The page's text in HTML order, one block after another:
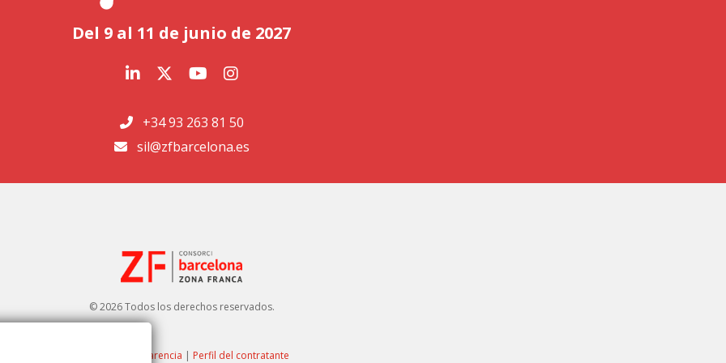
Del 9 al 11 de junio de 2027
+34 93 263 81 50
sil@zfbarcelona.es
© 2026 Todos los derechos reservados.
Portal de transparencia | Perfil del contratante